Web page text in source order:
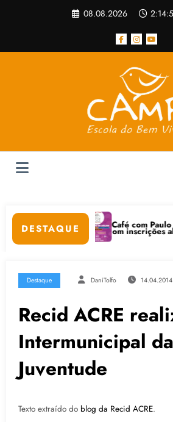
08.08.2026
DESTAQUE
está com inscrições abertas
Café com Paulo Freire convida: ato
Destaque DaniTolfo 14.04.2014
Recid ACRE
Intermunicipal da
Juventude
Texto extraído do blog da Recid ACRE.